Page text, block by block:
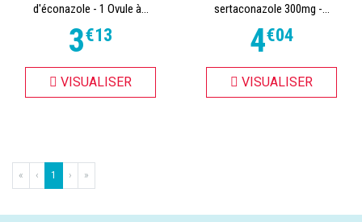
d'éconazole - 1 Ovule à...
3€13
VISUALISER
sertaconazole 300mg -...
4€04
VISUALISER
« ‹ 1 › »